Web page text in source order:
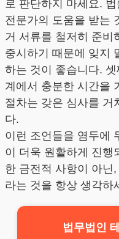
로 판단하지 마세요.
전문가의 도움을 받는
거 서류를 철저히 준비
중시하기 때문에 잊지
하는 것이 좋습니다.
계에서 충분한 시간을
절차는 갖은 심사를 거
다.
이런 조언들을 염두에
이 더욱 원활하게 진행
한 금전적 사항이 아닌
라는 것을 항상 생각하
법무법인